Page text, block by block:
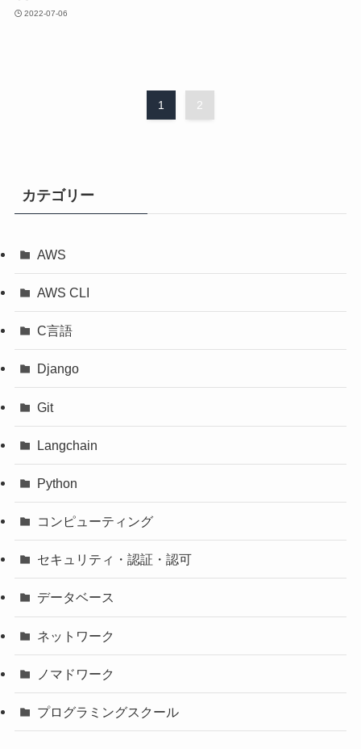
2022-07-06
1 2
カテゴリー
AWS
AWS CLI
C言語
Django
Git
Langchain
Python
コンピューティング
セキュリティ・認証・認可
データベース
ネットワーク
ノマドワーク
プログラミングスクール